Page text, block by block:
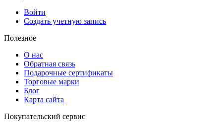
Войти
Создать учетную запись
Полезное
О нас
Обратная связь
Подарочные сертификаты
Торговые марки
Блог
Карта сайта
Покупательский сервис